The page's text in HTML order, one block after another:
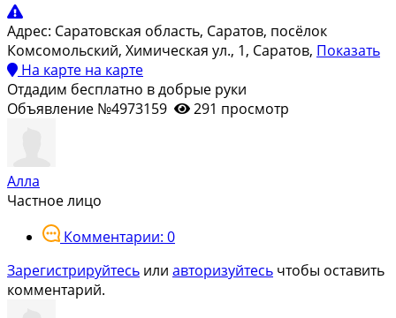
Адрес: Саратовская область, Саратов, посёлок
Комсомольский, Химическая ул., 1, Саратов, Показать
На карте на карте
Отдадим бесплатно в добрые руки
Объявление №4973159
291 просмотр
Алла
Частное лицо
Комментарии: 0
Зарегистрируйтесь или авторизуйтесь чтобы оставить
комментарий.